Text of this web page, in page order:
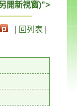
開新視窗)">
回列表